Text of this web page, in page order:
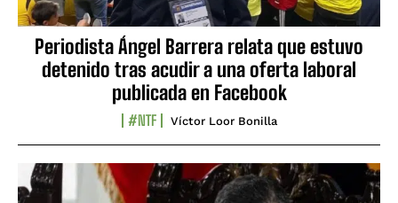
Periodista Ángel Barrera relata que estuvo
detenido tras acudir a una oferta laboral
publicada en Facebook
#NTF Víctor Loor Bonilla